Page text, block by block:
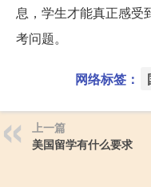
息，学生才能真正感受
考问题。
网络标签：
上一篇
美国留学有什么要求